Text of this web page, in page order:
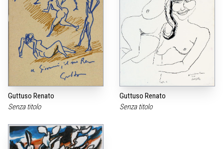
Guttuso Renato
Senza titolo
Guttuso Renato
Senza titolo